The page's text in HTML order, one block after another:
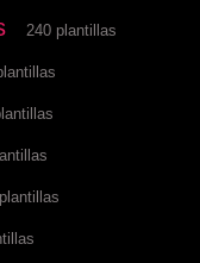
240 plantillas